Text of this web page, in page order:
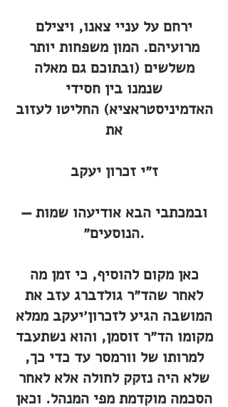
ירחם על עניי צאנו, ויצילם
מרועיהם. המון משפחות יותר
משלשים (ובתוכם גם מאלה
שנמנו בין חסידי
האדמיניסטראציא) החליטו לעזוב
את
ז״י זכרון יעקב
— ובמכתבי הבא אודיעהו שמות
הנוסעים״.
כאן מקום להוסיף, כי זמן מה
לאחר שהד״ר גולדברג עזב את
המושבה הגיע לזכרון׳יעקב ממלא
מקומו הד״ר זוסמן, והוא נשתעבד
למרותו של וורמסר עד כדי כך,
שלא היה נזקק לחולה אלא לאחר
הסכמה מוקדמת מפי המנהל. וכאן